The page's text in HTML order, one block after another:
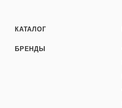
КАТАЛОГ
БРЕНДЫ